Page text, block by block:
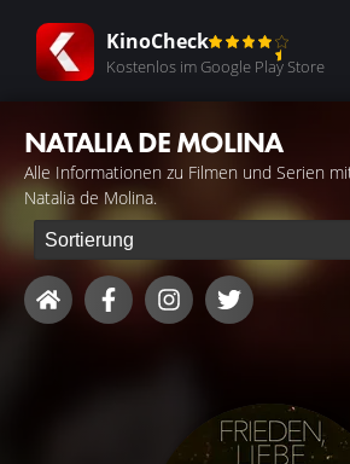
KinoCheck
Kostenlos im Google Play Store
NATALIA DE MOLINA
Alle Informationen zu Filmen und Serien
Natalia de Molina.